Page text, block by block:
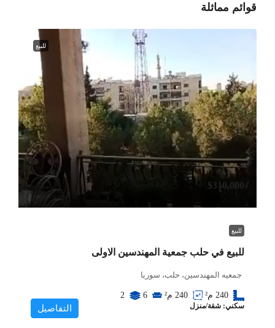
قوائم مماثلة
للبيع
$310,000
للبيع
للبيع في حلب جمعية المهندسين الاولى
جمعيه المهندسين، حلب، سوريا
240 م² 240 م² 6
2
سكني: شقة/منزل التفاصيل